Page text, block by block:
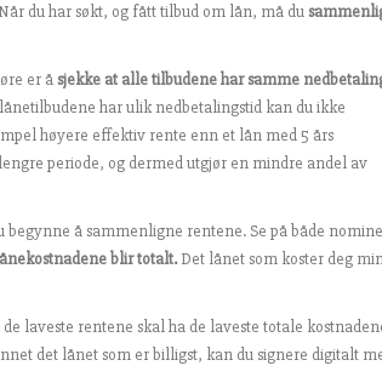
du har søkt, og fått tilbud om lån, må du
er å sjekke at alle tilbudene har samme
har ulik nedbetalingstid kan du ikke
høyere effektiv rente enn et lån med 5 års
periode, og dermed utgjør en mindre andel av
å sammenligne rentene. Se på både
blir totalt.Det lånet som koster deg
laveste rentene skal ha de laveste totale
det lånet som er billigst, kan du signere digitalt